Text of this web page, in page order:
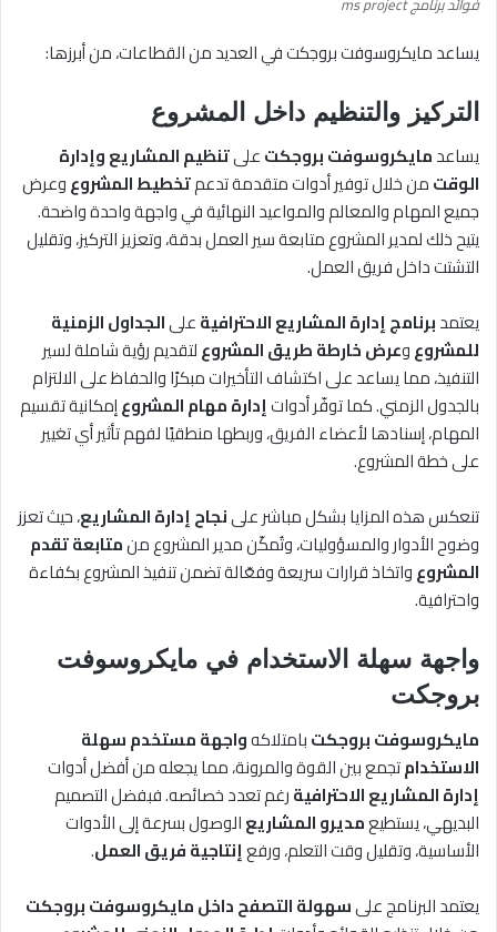
يساعد مايكروسوفت بروجكت في العديد من القطاعات، من أبرزها:
التركيز والتنظيم داخل المشروع
يساعدمايكروسوفت بروجكتعلىتنظيم المشاريع وإدارة
الوقتمن خلال توفير أدوات متقدمة تدعمتخطيط المشروعوعرض
جميع المهام والمعالم والمواعيد النهائية في واجهة واحدة واضحة.
يتيح ذلك لمدير المشروع متابعة سير العمل بدقة، وتعزيز التركيز، وتقليل
التشتت داخل فريق العمل.
يعتمدبرنامج إدارة المشاريع الاحترافيةعلىالجداول الزمنية
للمشروعوعرض خارطة طريق المشروعلتقديم رؤية شاملة لسير
التنفيذ، مما يساعد على اكتشاف التأخيرات مبكرًا والحفاظ على الالتزام
بالجدول الزمني. كما توفّر أدواتإدارة مهام المشروعإمكانية تقسيم
المهام، إسنادها لأعضاء الفريق، وربطها منطقيًا لفهم تأثير أي تغيير
على خطة المشروع.
تنعكس هذه المزايا بشكل مباشر علىنجاح إدارة المشاريع، حيث تعزز
وضوح الأدوار والمسؤوليات، وتُمكّن مدير المشروع منمتابعة تقدم
المشروعواتخاذ قرارات سريعة وفعّالة تضمن تنفيذ المشروع بكفاءة
واحترافية.
واجهة سهلة الاستخدام في مايكروسوفت
بروجكت
مايكروسوفت بروجكتبامتلاكهواجهة مستخدم سهلة
الاستخدامتجمع بين القوة والمرونة، مما يجعله من أفضل أدوات
إدارة المشاريع الاحترافيةرغم تعدد خصائصه. فبفضل التصميم
البديهي، يستطيعمديرو المشاريعالوصول بسرعة إلى الأدوات
الأساسية، وتقليل وقت التعلم، ورفعإنتاجية فريق العمل.
يعتمد البرنامج علىسهولة التصفح داخل مايكروسوفت بروجكت